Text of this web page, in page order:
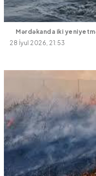
Mərdəkanda iki
28 İyul 2026, 21:53